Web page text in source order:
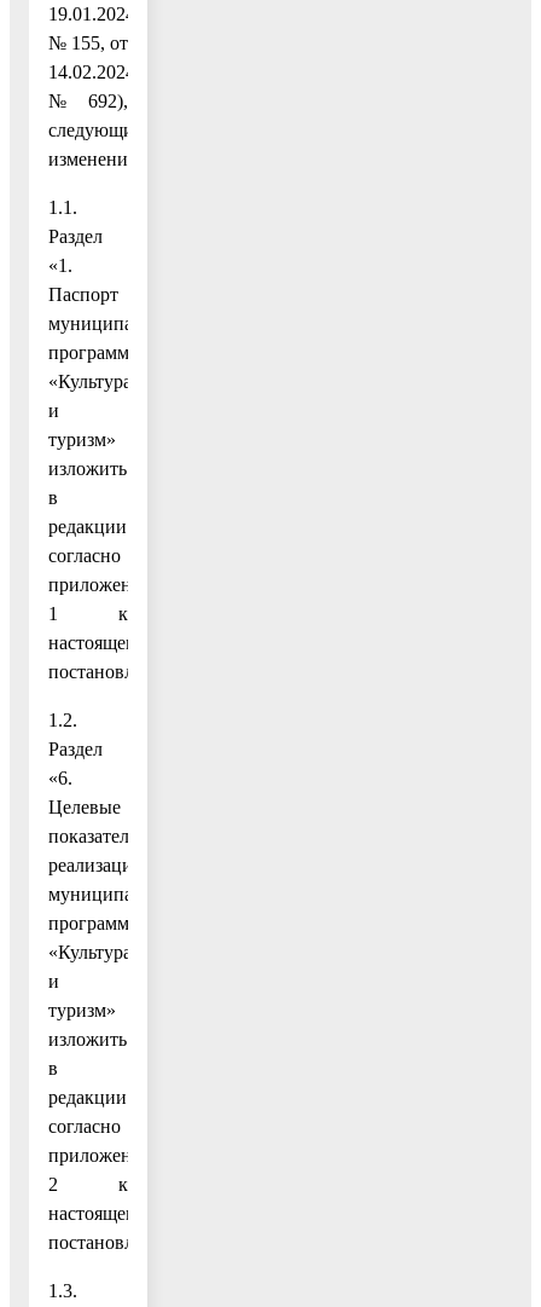
19.01.2024
№ 155, от
14.02.2024
№ 692),
следующие
изменения:
1.1.
Раздел
«1.
Паспорт
муниципальной
программы
«Культура
и
туризм»
изложить
в
редакции
согласно
приложению
1 к
настоящему
постановлению;
1.2.
Раздел
«6.
Целевые
показатели
реализации
муниципальной
программы
«Культура
и
туризм»
изложить
в
редакции
согласно
приложению
2 к
настоящему
постановлению;
1.3.